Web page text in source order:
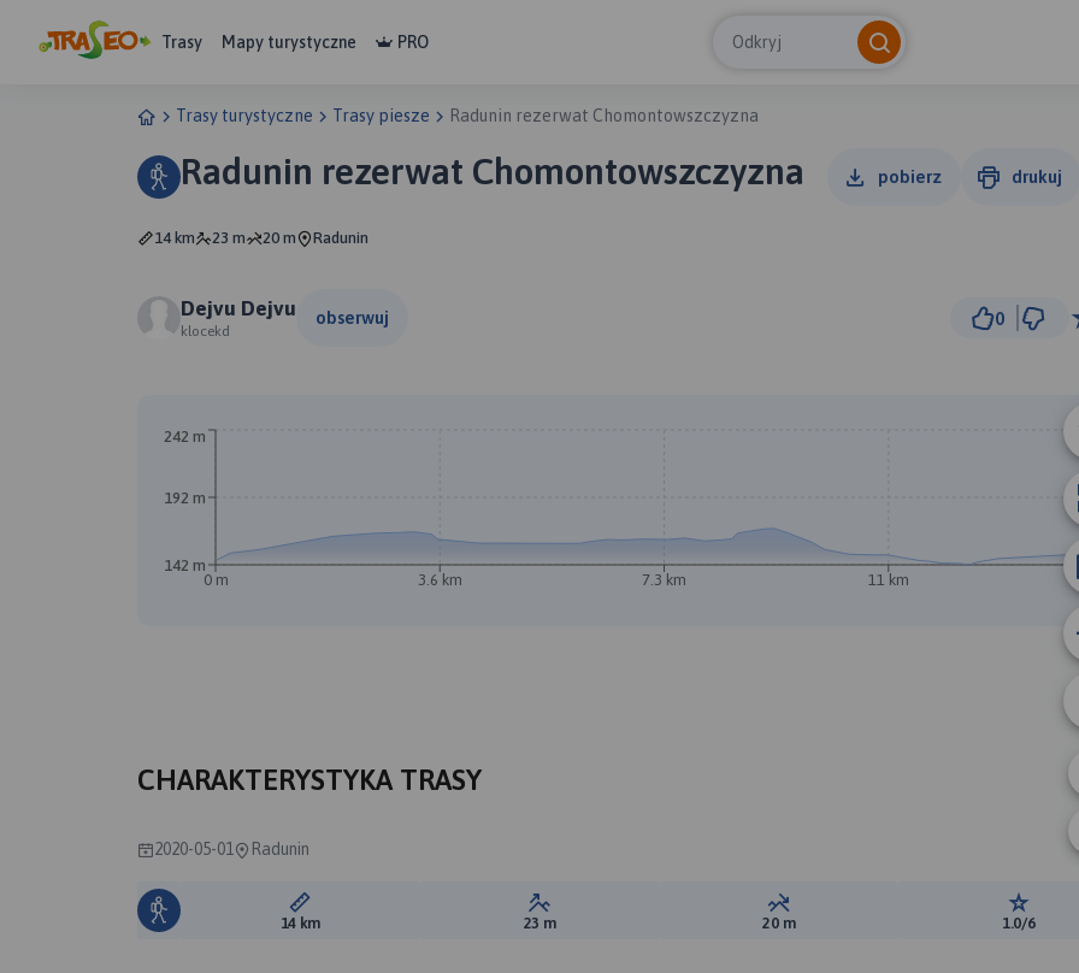
Trasy Mapy turystyczne PRO Odkryj
Trasy turystyczne Trasy piesze Radunin rezerwat Chomontowszczyzna
Radunin rezerwat Chomontowszczyzna pobierz drukuj
14 km 23 m 20 m Radunin
Dejvu Dejvu
klocekd
obserwuj 0
0 m 3.6 km 7.3 km 11 km
142 m
192 m
242 m
CHARAKTERYSTYKA TRASY
2020-05-01 Radunin
Długość trasy:
14 km Suma przewyższeń:
23 m Suma spadków:
20 m Ocena
1.0/6